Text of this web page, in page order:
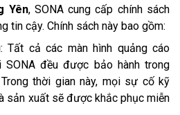
Yên, SONA cung cấp chính sách
tin cậy. Chính sách này bao gồm:
Tất cả các màn hình quảng cáo
đều được bảo hành trong
thời gian này, mọi sự cố kỹ
sản xuất sẽ được khắc phục miễn